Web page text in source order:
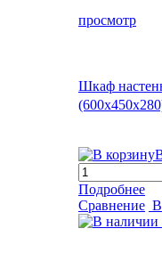
просмотр
Шкаф
Подробнее
Сравнение В